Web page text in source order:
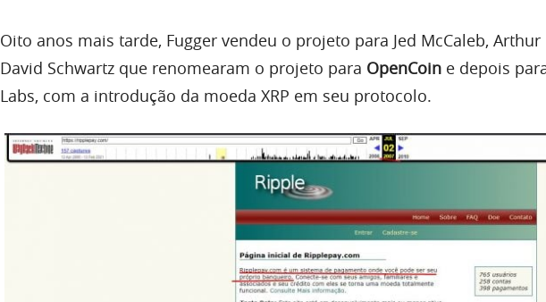
Oito anos mais tarde, Fugger vendeu o projeto para Jed McCaleb,
David Schwartz que renomearam o projeto para OpenCoin e depois
Labs, com a introdução da moeda XRP em seu protocolo.